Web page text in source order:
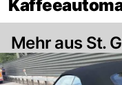
Mehr aus St.